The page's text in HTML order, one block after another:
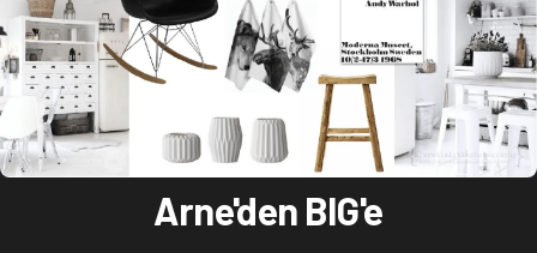
Arne'den BIG'e